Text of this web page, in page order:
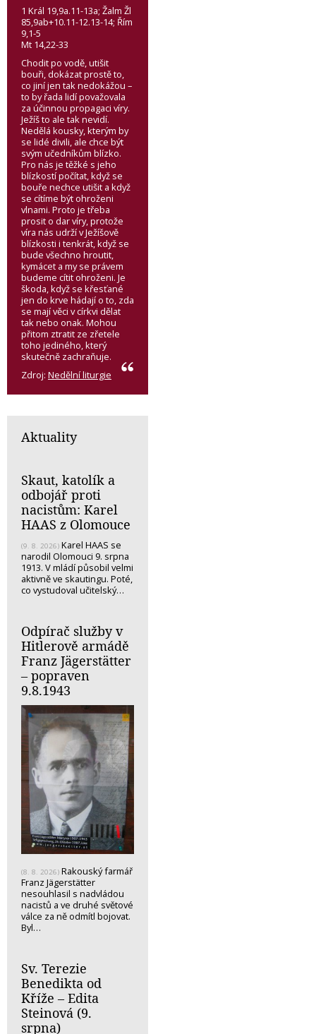
1 Král 19,9a.11-13a; Žalm Žl
85,9ab+10.11-12.13-14; Řím
9,1-5
Mt 14,22-33
Chodit po vodě, utišit
bouři, dokázat prostě to,
co jiní jen tak nedokážou –
to by řada lidí považovala
za účinnou propagaci víry.
Ježíš to ale tak nevidí.
Nedělá kousky, kterým by
se lidé divili, ale chce být
svým učedníkům blízko.
Pro nás je těžké s jeho
blízkostí počítat, když se
bouře nechce utišit a když
se cítíme být ohroženi
vlnami. Proto je třeba
prosit o dar víry, protože
víra nás udrží v Ježíšově
blízkosti i tenkrát, když se
bude všechno hroutit,
kymácet a my se právem
budeme cítit ohroženi. Je
škoda, když se křesťané
jen do krve hádají o to, zda
se mají věci v církvi dělat
tak nebo onak. Mohou
přitom ztratit ze zřetele
toho jediného, který
skutečně zachraňuje.
Zdroj: Nedělní liturgie
Aktuality
Skaut, katolík a
odbojář proti
nacistům: Karel
HAAS z Olomouce
(9. 8. 2026) Karel HAAS se
narodil Olomouci 9. srpna
1913. V mládí působil velmi
aktivně ve skautingu. Poté,
co vystudoval učitelský…
Odpírač služby v
Hitlerově armádě
Franz Jägerstätter
– popraven
9.8.1943
(8. 8. 2026) Rakouský farmář
Franz Jägerstätter
nesouhlasil s nadvládou
nacistů a ve druhé světové
válce za ně odmítl bojovat.
Byl…
Sv. Terezie
Benedikta od
Kříže – Edita
Steinová (9.
srpna)